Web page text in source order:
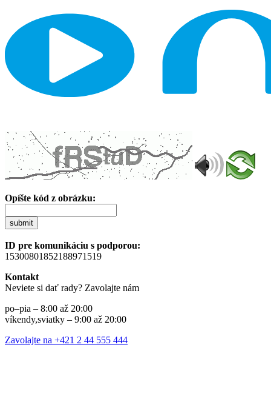
Opíšte kód z obrázku:
submit
ID pre komunikáciu s podporou:
15300801852188971519
Kontakt
Neviete si dať rady? Zavolajte nám
po–pia – 8:00 až 20:00
víkendy,sviatky – 9:00 až 20:00
Zavolajte na +421 2 44 555 444